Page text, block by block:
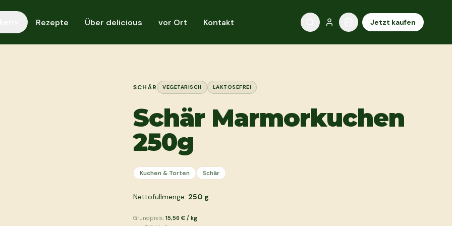
Rezepte Über delicious vor Ort Kontakt Jetzt kaufen
SCHÄR VEGETARISCH LAKTOSEFREI
Schär Marmorkuchen
250g
Kuchen & Torten Schär
Nettofüllmenge: 250 g
Grundpreis: 15,56 € / kg